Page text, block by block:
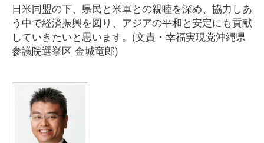
日米同盟の下、県民と米軍との親睦を深め、協力しあ
う中で経済振興を図り、アジアの平和と安定にも貢献
していきたいと思います。(文責・幸福実現党沖縄県
参議院選挙区 金城竜郎)